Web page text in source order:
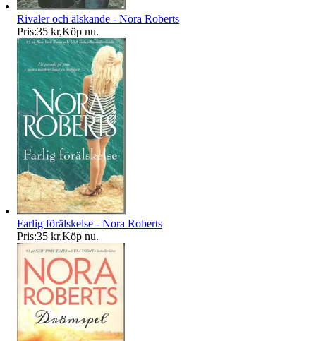
Rivaler och älskande - Nora Roberts
Pris:35 kr,Köp nu.
Farlig förälskelse - Nora Roberts
Pris:35 kr,Köp nu.